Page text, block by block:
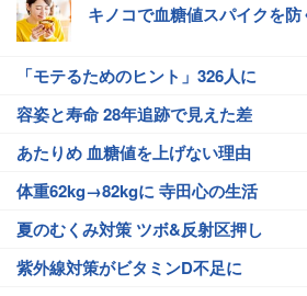
キノコで血糖値スパイクを防
「モテるためのヒント」326人に
容姿と寿命 28年追跡で見えた差
あたりめ 血糖値を上げない理由
体重62kg→82kgに 寺田心の生活
夏のむくみ対策 ツボ&反射区押し
紫外線対策がビタミンD不足に